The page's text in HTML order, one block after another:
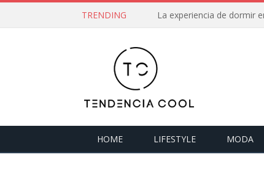
TRENDING La experiencia de dormir
HOME LIFESTYLE MODA